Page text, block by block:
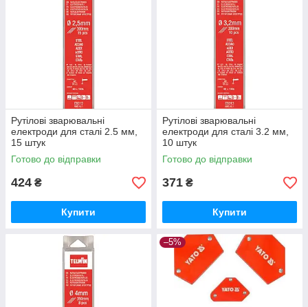
Рутілові зварювальні
електроди для сталі 2.5 мм,
15 штук
Готово до відправки
424 ₴
Купити
Рутілові зварювальні
електроди для сталі 3.2 мм,
10 штук
Готово до відправки
371 ₴
Купити
–5%